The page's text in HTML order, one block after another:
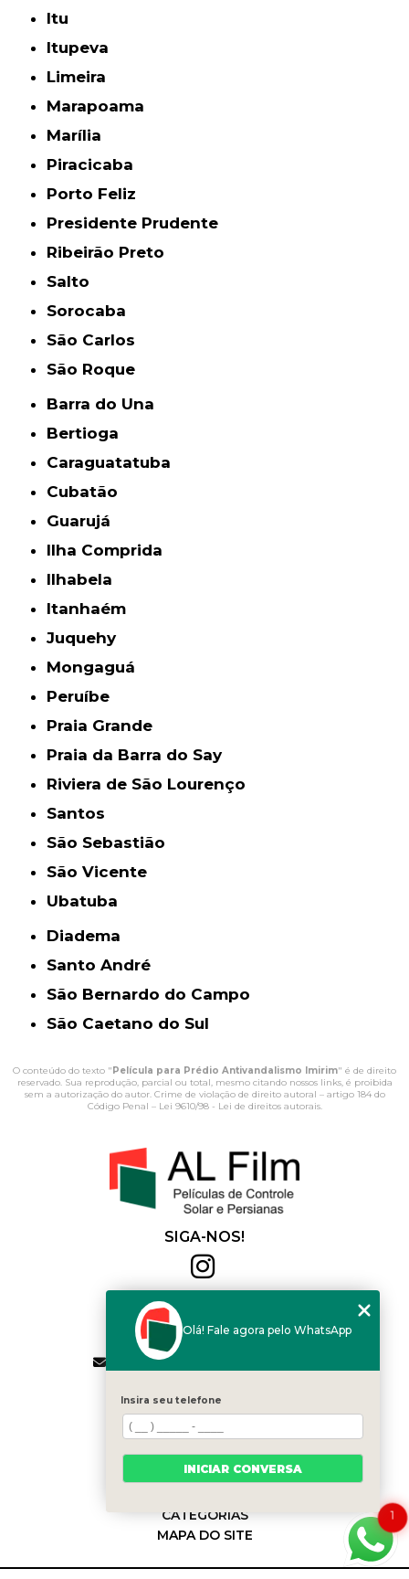
Itu
Itupeva
Limeira
Marapoama
Marília
Piracicaba
Porto Feliz
Presidente Prudente
Ribeirão Preto
Salto
Sorocaba
São Carlos
São Roque
Barra do Una
Bertioga
Caraguatatuba
Cubatão
Guarujá
Ilha Comprida
Ilhabela
Itanhaém
Juquehy
Mongaguá
Peruíbe
Praia Grande
Praia da Barra do Say
Riviera de São Lourenço
Santos
São Sebastião
São Vicente
Ubatuba
Diadema
Santo André
São Bernardo do Campo
São Caetano do Sul
O conteúdo do texto "Película para Prédio Antivandalismo Imirim" é de direito
reservado. Sua reprodução, parcial ou total, mesmo citando nossos links, é proibida
sem a autorização do autor. Crime de violação de direito autoral – artigo 184 do
Código Penal – Lei 9610/98 - Lei de direitos autorais.
SIGA-NOS!
(11) 2564-4684
(11) 94168-2041
contato.vendas@alfilm.com.br
MENU
HOME
QUEM SOMOS
SERVIÇOS
BLOG
CATEGORIAS
MAPA DO SITE
1
Olá! Fale agora pelo WhatsApp
Insira seu telefone
INICIAR CONVERSA